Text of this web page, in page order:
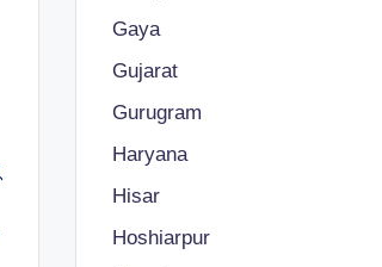
Gaya
Gujarat
Gurugram
Haryana
Hisar
Hoshiarpur